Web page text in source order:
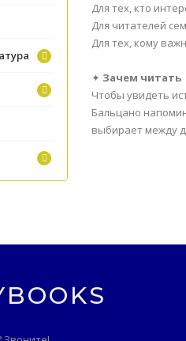
Для тех, кто
Для читателей
Для тех, кому
✦ Зачем читать
Чтобы увидеть
Бальцано
выбирает между